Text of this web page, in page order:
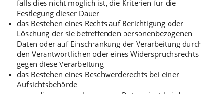
falls dies nicht möglich ist, die Kriterien für die
Festlegung dieser Dauer
das Bestehen eines Rechts auf Berichtigung oder
Löschung der sie betreffenden personenbezogenen
Daten oder auf Einschränkung der Verarbeitung durch
den Verantwortlichen oder eines Widerspruchsrechts
gegen diese Verarbeitung
das Bestehen eines Beschwerderechts bei einer
Aufsichtsbehörde